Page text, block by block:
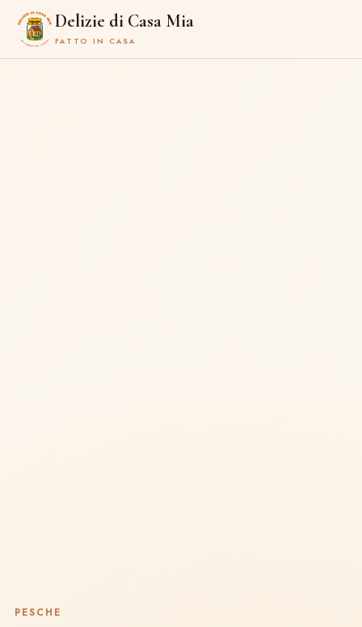
Delizie di Casa Mia
FATTO IN CASA
PESCHE